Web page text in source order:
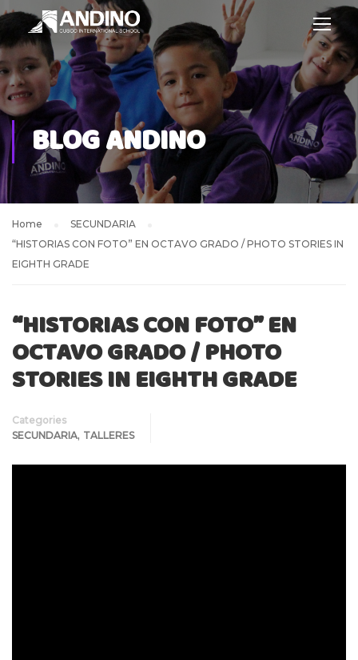
BLOG ANDINO
Home
SECUNDARIA
“HISTORIAS CON FOTO” EN OCTAVO GRADO / PHOTO STORIES IN
EIGHTH GRADE
“HISTORIAS CON FOTO” EN
OCTAVO GRADO / PHOTO
STORIES IN EIGHTH GRADE
Categories
SECUNDARIA, TALLERES